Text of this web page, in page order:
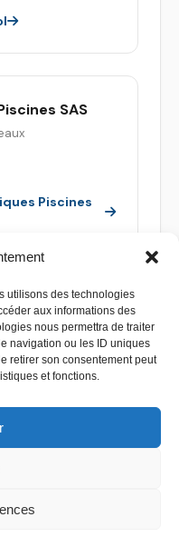
utilisons des technologies
aux informations des
nous permettra de traiter
navigation ou les ID uniques
retirer son consentement peut
et fonctions.
SAS
Piscines